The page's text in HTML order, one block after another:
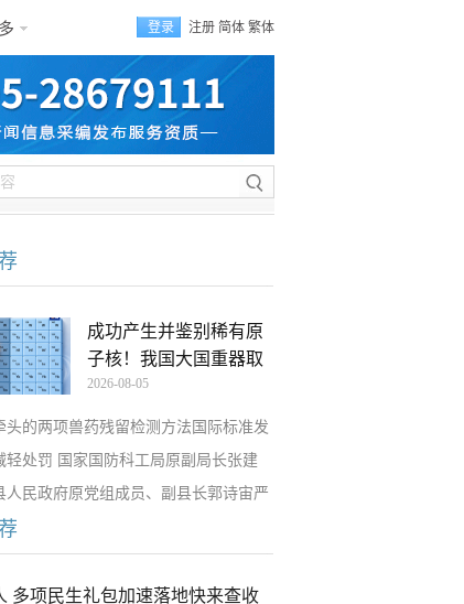
登录 注册 简体 繁体
成功产生并鉴别稀有原
子核！我国大国重器取
2026-08-05
头的两项兽药残留检测方法国际标准发
轻处罚 国家国防科工局原副局长张建
人民政府原党组成员、副县长郭诗宙严
多项民生礼包加速落地快来查收